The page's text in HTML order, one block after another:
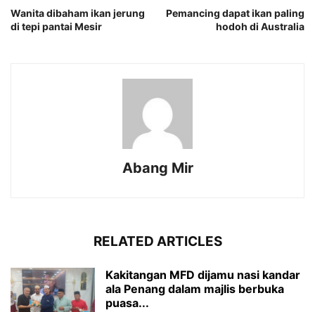
Wanita dibaham ikan jerung
di tepi pantai Mesir
Pemancing dapat ikan paling
hodoh di Australia
Abang Mir
RELATED ARTICLES
Kakitangan MFD dijamu nasi kandar
ala Penang dalam majlis berbuka
puasa...